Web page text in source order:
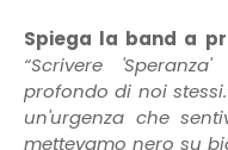
Spiega la band a
“Scrivere
profondo di noi
un'urgenza che
mettevamo nero su